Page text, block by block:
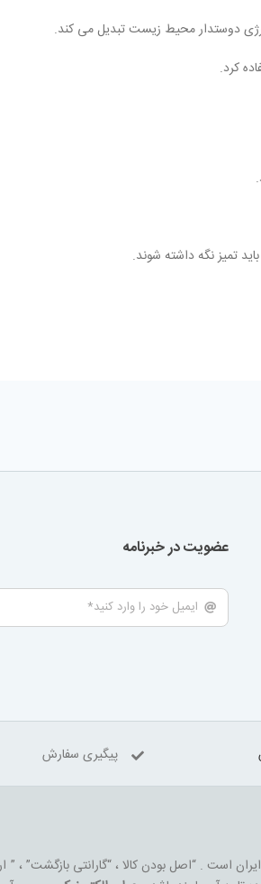
عضویت در خبرنامه
پیگیری سفارش
ایران است . “اصل بودن کالا ، “گارانتی بازگشت”